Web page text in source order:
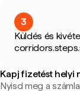
3
Küldés és
Kapj fizetést helyi
Nyisd meg a